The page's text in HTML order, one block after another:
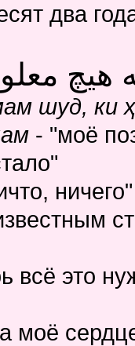
два
هیچ
шуд, ки
- "моё
ничего"
всё это
моё